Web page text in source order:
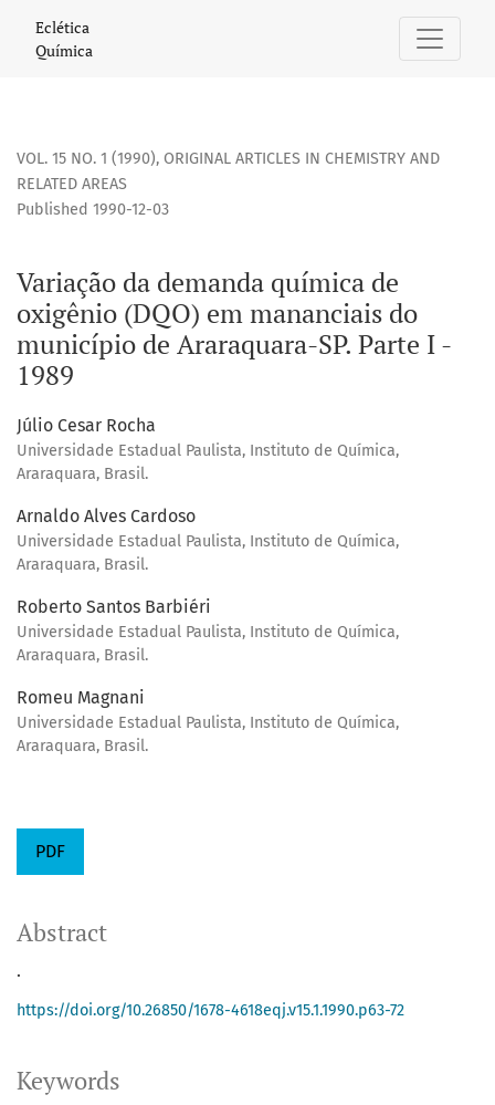
Variação da demanda química de oxigênio (DQO) em
Eclética
Química
VOL. 15 NO. 1 (1990), ORIGINAL ARTICLES IN CHEMISTRY AND
RELATED AREAS
Variação da demanda química de
oxigênio (DQO) em mananciais do
município de Araraquara-SP. Parte I -
1989
Published 1990-12-03
Júlio Cesar Rocha
Universidade Estadual Paulista, Instituto de Química,
Araraquara, Brasil.
Arnaldo Alves Cardoso
Universidade Estadual Paulista, Instituto de Química,
Araraquara, Brasil.
Roberto Santos Barbiéri
Universidade Estadual Paulista, Instituto de Química,
Araraquara, Brasil.
Romeu Magnani
Universidade Estadual Paulista, Instituto de Química,
Araraquara, Brasil.
PDF
Keywords
Abstract
.
https://doi.org/10.26850/1678-4618eqj.v15.1.1990.p63-72